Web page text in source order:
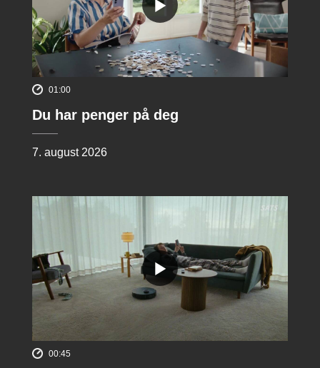
01:00
Du har penger på deg
7. august 2026
00:45